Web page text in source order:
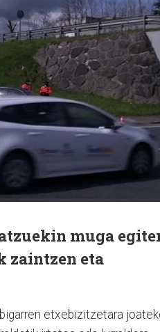
muga
zaintzen eta
bigarren etxebizitzetara